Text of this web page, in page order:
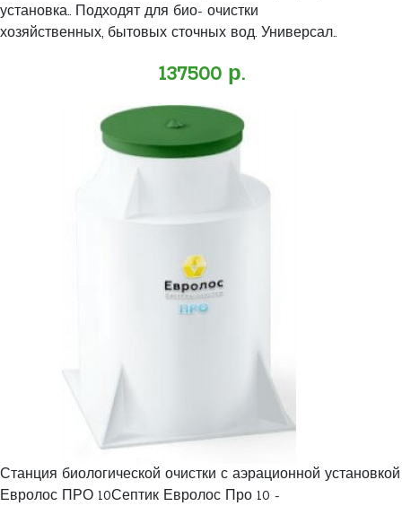
установка.. Подходят для био- очистки
хозяйственных, бытовых сточных вод. Универсал..
137500 р.
Станция биологической очистки с аэрационной установкой
Евролос ПРО 10Септик Евролос Про 10 -